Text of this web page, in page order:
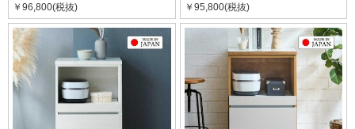
￥96,800(税抜)
￥95,800(税抜)